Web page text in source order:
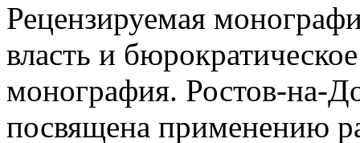
Рецензируемая
власть и
монография. Ростов-на-
посвящена применению